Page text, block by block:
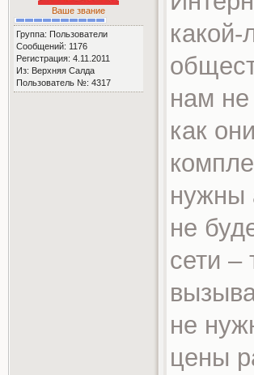
Ваше звание
Группа: Пользователи
Сообщений: 1176
Регистрация: 4.11.2011
Из: Верхняя Салда
Пользователь №: 4317
какой-
нам
как
нужны
не
сети –
не
цены